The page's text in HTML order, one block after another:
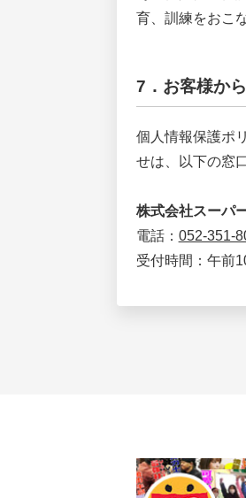
育、訓練をおこ
7．お客様か
個人情報保護ポ
せは、以下の窓
株式会社スーパ
電話： 052-351-
受付時間：午前